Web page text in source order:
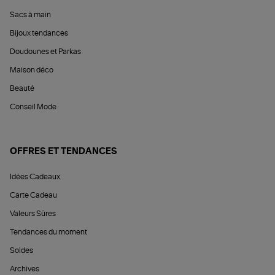
Sacs à main
Bijoux tendances
Doudounes et Parkas
Maison déco
Beauté
Conseil Mode
OFFRES ET TENDANCES
Idées Cadeaux
Carte Cadeau
Valeurs Sûres
Tendances du moment
Soldes
Archives